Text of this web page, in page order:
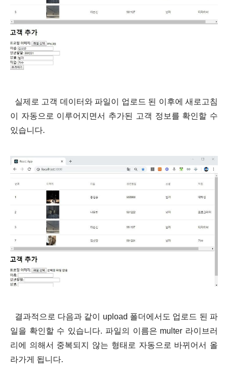
실제로 고객 데이터와 파일이 업로드 된 이후에 새로고침
이 자동으로 이루어지면서 추가된 고객 정보를 확인할 수
있습니다.
결과적으로 다음과 같이 upload 폴더에서도 업로드 된 파
일을 확인할 수 있습니다. 파일의 이름은 multer 라이브러
리 에 의해서 중복되지 않는 형태로 자동으로 바뀌어서 올
라가게 됩니다.